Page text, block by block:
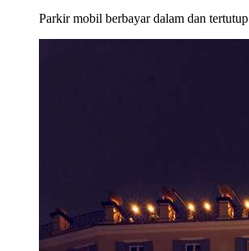
Parkir mobil berbayar dalam dan tertutup